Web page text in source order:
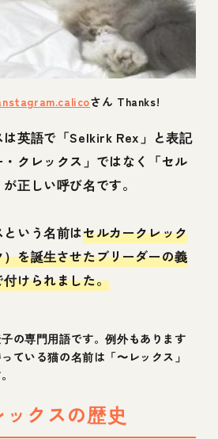
さん Thanks!
は英語で「Selkirk Rex」と表記
・クレックス」ではなく「セル
正しい呼び名です。
いう名前はセルカークレック
を誕生させたブリーダーの義
けられました。
の専門用語です。例外もあります
ている猫の名前は「〜レックス」
クスの歴史